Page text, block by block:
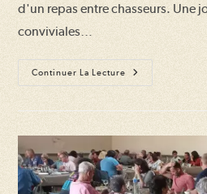
d'un repas entre chasseurs. Une
conviviales…
Continuer La Lecture
La
Société
De
Saison
25/26